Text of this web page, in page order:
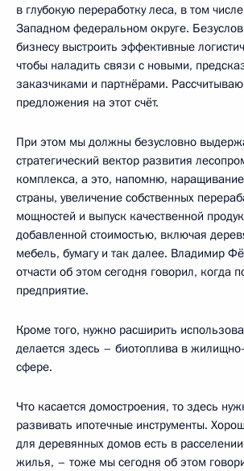
в глубокую переработку леса, в том
Западном федеральном округе.
бизнесу выстроить эффективные
чтобы наладить связи с новыми,
заказчиками и партнёрами.
предложения на этот счёт.
При этом мы должны безусловно
стратегический вектор развития
комплекса, а это, напомню, наращивание
страны, увеличение собственных
мощностей и выпуск качественной
добавленной стоимостью, включая
мебель, бумагу и так далее. Владимир
отчасти об этом сегодня говорил, когда
предприятие.
Кроме того, нужно расширить
делается здесь – биотоплива в
сфере.
Что касается домостроения, то здесь
развивать ипотечные инструменты.
для деревянных домов есть в
жилья, – тоже мы сегодня об этом